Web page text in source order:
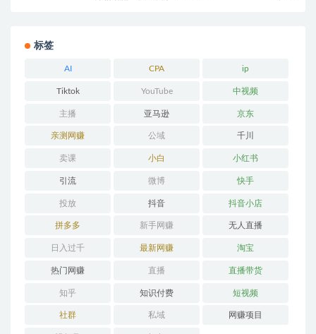
标签
AI CPA ip
Tiktok YouTube 中视频
主播 亚马逊 京东
亲测网赚 公域 千川
卖课 小白 小红书
引流 微博 快手
投放 抖音 抖音小店
拼多多 新手网赚 无人直播
日入过千 最新网赚 淘宝
热门网赚 直播 直播带货
知乎 知识付费 短视频
社群 私域 网赚项目